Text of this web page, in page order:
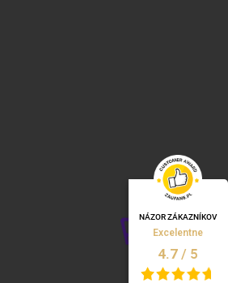
NÁZOR ZÁKAZNÍKOV
Excelentne
4.7 / 5